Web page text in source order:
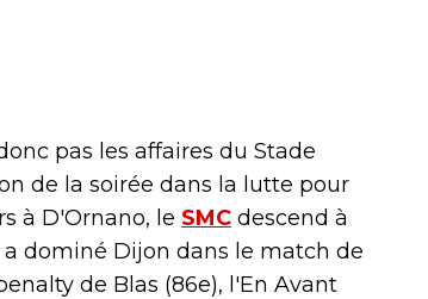
pas les affaires du Stade
de la soirée dans la lutte pour
à D'Ornano, le SMC descend à
a dominé Dijon dans le match de
de Blas (86e), l'En Avant